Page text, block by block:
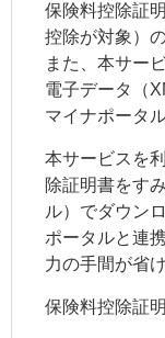
保険料控除証
控除が対象）
また、本サー
電子データ（
マイナポータ
本サービスを
除証明書をす
ル）でダウン
ポータルと連
力の手間が省け
保険料控除証